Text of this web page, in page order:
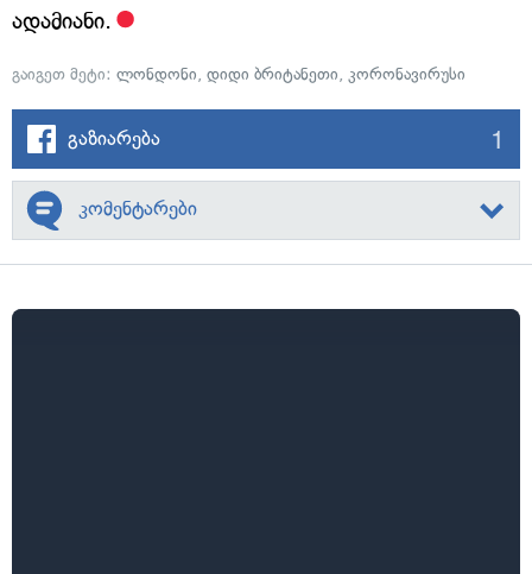
ადამიანი.
გაიგეთ მეტი: ლონდონი, დიდი ბრიტანეთი, კორონავირუსი
გაზიარება 1
კომენტარები